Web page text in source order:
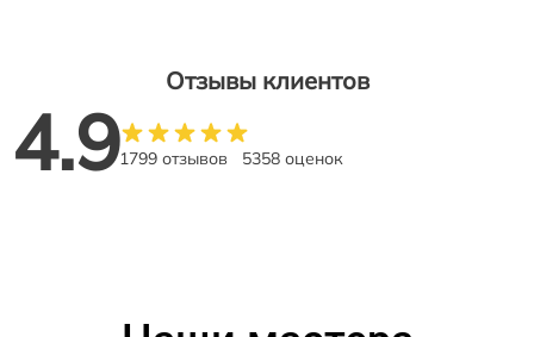
Отзывы клиентов
4.91799 отзывов 5358 оценок